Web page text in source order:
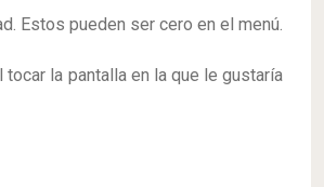
Estos pueden ser cero en el menú.
la pantalla en la que le gustaría